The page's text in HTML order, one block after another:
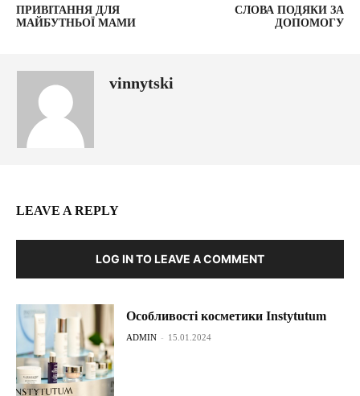
ПРИВІТАННЯ ДЛЯ
МАЙБУТНЬОЇ МАМИ
СЛОВА ПОДЯКИ ЗА
ДОПОМОГУ
vinnytski
LEAVE A REPLY
LOG IN TO LEAVE A COMMENT
Особливості косметики Instytutum
ADMIN - 15.01.2024